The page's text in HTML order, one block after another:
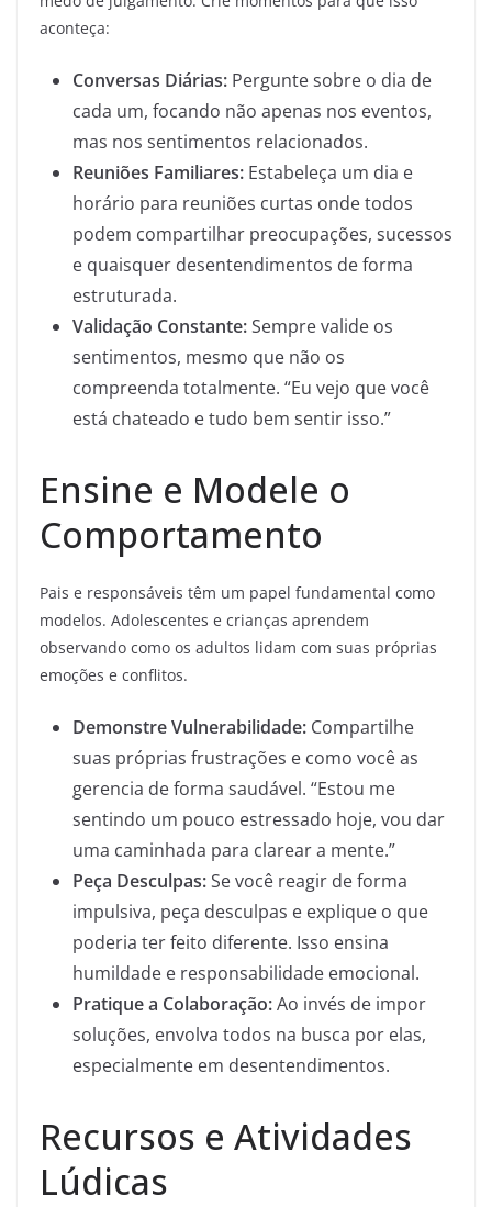
aconteça:
Conversas Diárias: Pergunte sobre o dia de
cada um, focando não apenas nos eventos,
mas nos sentimentos relacionados.
Reuniões Familiares: Estabeleça um dia e
horário para reuniões curtas onde todos
podem compartilhar preocupações, sucessos
e quaisquer desentendimentos de forma
estruturada.
Validação Constante:Sempre valide os
sentimentos, mesmo que não os
compreenda totalmente. “Eu vejo que você
está chateado e tudo bem sentir isso.”
Ensine e Modele o
Comportamento
Pais e responsáveis têm um papel fundamental como
modelos. Adolescentes e crianças aprendem
observando como os adultos lidam com suas próprias
emoções e conflitos.
Demonstre Vulnerabilidade: Compartilhe
suas próprias frustrações e como você as
gerencia de forma saudável. “Estou me
sentindo um pouco estressado hoje, vou dar
uma caminhada para clarear a mente.”
Peça Desculpas:Se você reagir de forma
impulsiva, peça desculpas e explique o que
poderia ter feito diferente. Isso ensina
humildade e responsabilidade emocional.
Pratique a Colaboração:Ao invés de impor
soluções, envolva todos na busca por elas,
especialmente em desentendimentos.
Recursos e Atividades
Lúdicas